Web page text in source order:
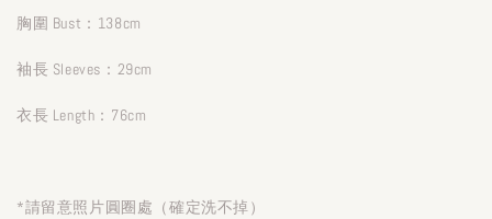
胸圍 Bust：138cm
袖長 Sleeves：29cm
衣長 Length：76cm
*請留意照片圓圈處（確定洗不掉）